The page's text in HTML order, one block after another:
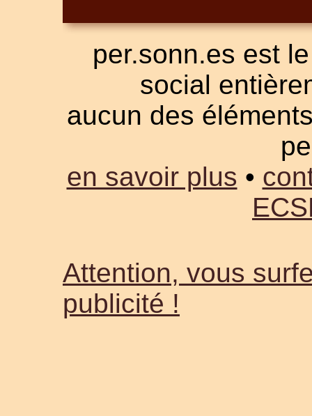
per.sonn.es est
social
aucun des
en savoir plus •
Attention, vous
publicité !